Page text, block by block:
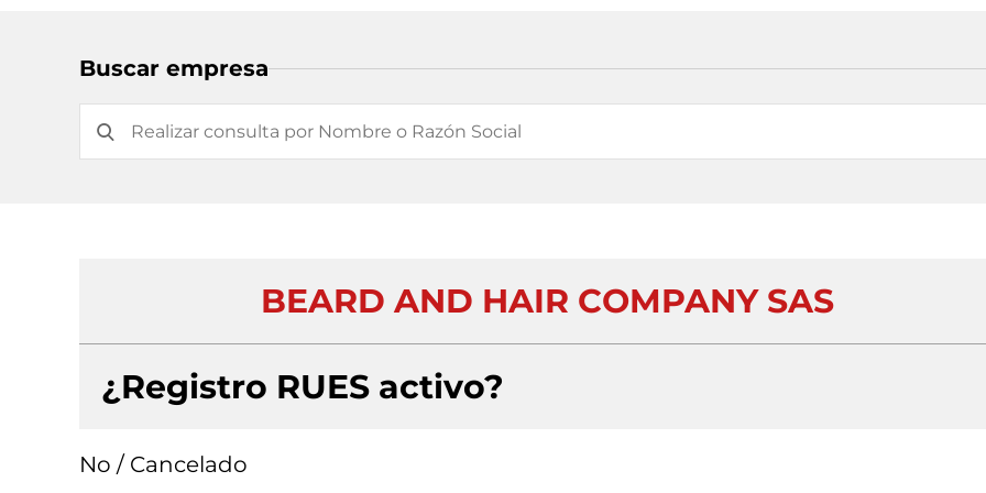
Buscar empresa
BEARD AND HAIR COMPANY SAS
¿Registro RUES activo?
No / Cancelado